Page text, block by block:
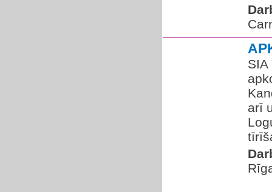
SIA
arī